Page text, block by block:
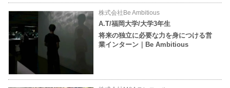
株式会社Be Ambitious
A.T/福岡大学/大学3年生
将来の独立に必要な力を身につける営
業インターン｜Be Ambitious